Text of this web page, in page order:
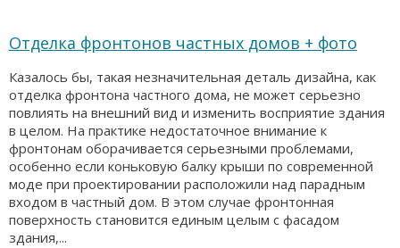
Отделка фронтонов частных домов + фото
Казалось бы, такая незначительная деталь дизайна, как
отделка фронтона частного дома, не может серьезно
повлиять на внешний вид и изменить восприятие здания
в целом. На практике недостаточное внимание к
фронтонам оборачивается серьезными проблемами,
особенно если коньковую балку крыши по современной
моде при проектировании расположили над парадным
входом в частный дом. В этом случае фронтонная
поверхность становится единым целым с фасадом
здания,...